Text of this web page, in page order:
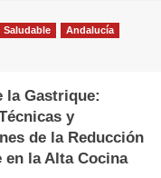
Saludable
Andalucía
la Gastrique:
y
de la Reducción
en la Alta Cocina